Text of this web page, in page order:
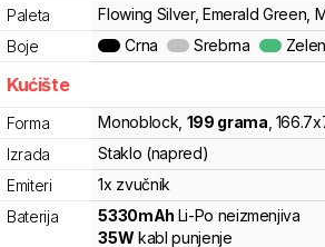
Paleta
Flowing Silver, Emerald Green,
Boje
Crna Srebrna
Kućište
Forma Monoblock 199 grama 166.7x
Izrada
Staklo (napred)
Emiteri
1x zvučnik
Baterija
5330mAh Li-Po neizmenjiva
35W kabl punjenje